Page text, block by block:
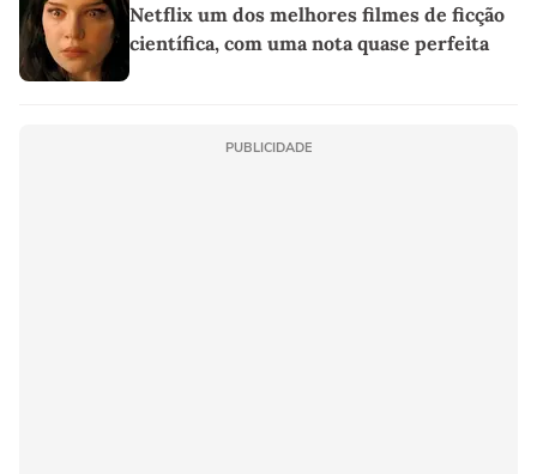
Netflix um dos melhores filmes de ficção
científica, com uma nota quase perfeita
PUBLICIDADE